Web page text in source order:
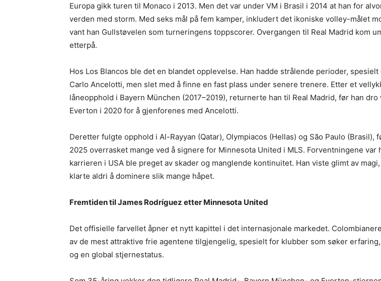
Europa gikk turen til Monaco i 2013. Men det var under VM i Brasil i 2014 at han for
verden med storm. Med seks mål på fem kamper, inkludert det ikoniske volley-målet
vant han Gullstøvelen som turneringens toppscorer. Overgangen til Real Madrid kom
etterpå.
Hos Los Blancos ble det en blandet opplevelse. Han hadde strålende perioder, spesielt
Carlo Ancelotti, men slet med å finne en fast plass under senere trenere. Etter et
låneopphold i Bayern München (2017–2019), returnerte han til Real Madrid, før han dro
Everton i 2020 for å gjenforenes med Ancelotti.
Deretter fulgte opphold i Al-Rayyan (Qatar), Olympiacos (Hellas) og São Paulo (Brasil),
2025 overrasket mange ved å signere for Minnesota United i MLS. Forventningene var
karrieren i USA ble preget av skader og manglende kontinuitet. Han viste glimt av
klarte aldri å dominere slik mange håpet.
Fremtiden til James Rodríguez etter Minnesota United
Det offisielle farvellet åpner et nytt kapittel i det internasjonale markedet.
av de mest attraktive frie agentene tilgjengelig, spesielt for klubber som søker
og en global stjernestatus.